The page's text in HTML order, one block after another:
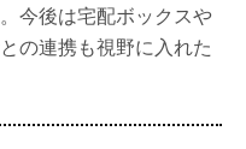
今後は宅配ボックスや
の連携も視野に入れた